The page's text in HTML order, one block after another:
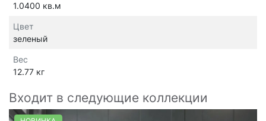
1.0400 кв.м
Цвет
зеленый
Вес
12.77 кг
Входит в следующие коллекции